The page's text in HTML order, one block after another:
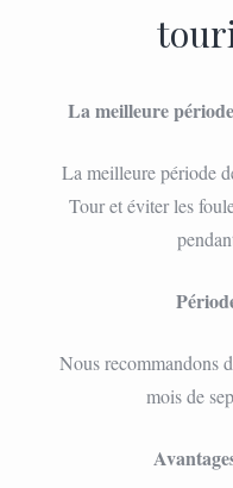
La meilleure
La meilleure période
Tour et éviter les
Nous recommandons
mois de